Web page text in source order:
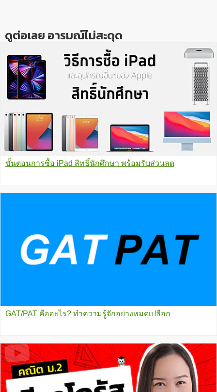
ดูต่อเลย อารมณ์ไม่สะดุด
ขั้นตอนการซื้อ iPad สิทธิ์นักศึกษา พร้อมรับส่วนลด
GAT/PAT คืออะไร? ทำความรู้จักอย่างหมดเปลือก